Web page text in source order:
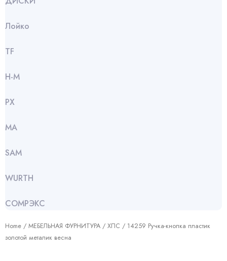
Лойко
TF
Н-М
РХ
МА
SАМ
WURTH
СОМРЭКС
Home / МЕБЕЛЬНАЯ ФУРНИТУРА / ХПС / 14259 Ручка-кнопка пластик
золотой металик весна